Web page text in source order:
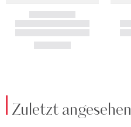
Zuletzt angesehen